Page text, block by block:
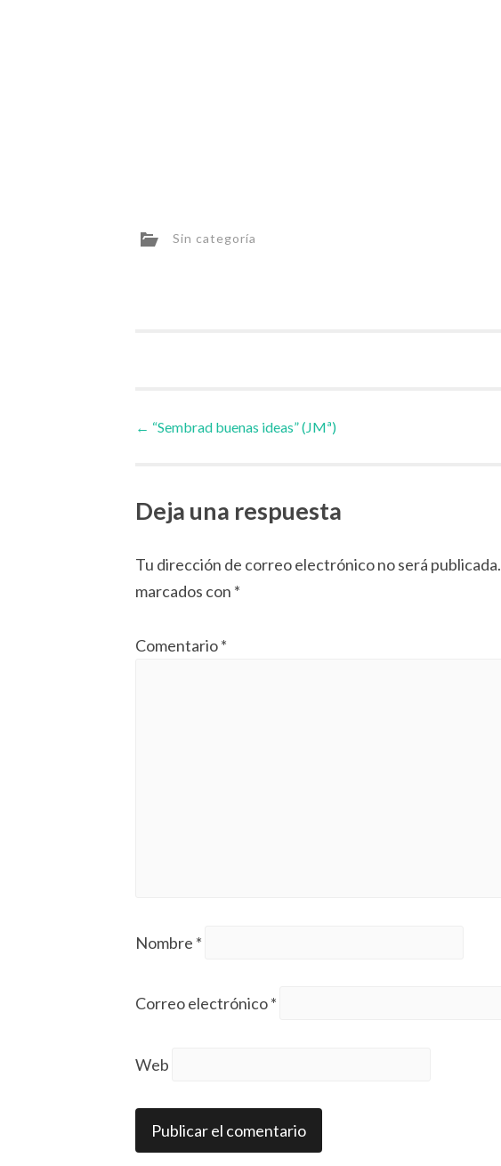
Sin categoría
Navegador
artículos
← “Sembrad buenas ideas” (JMª)
Deja una respuesta
Tu dirección de correo electrónico no será publicada.
marcados con *
Comentario*
Nombre *
Correo electrónico*
Web